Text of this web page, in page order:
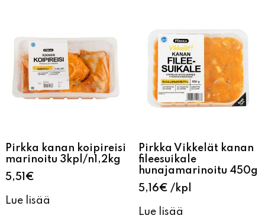
Pirkka kanan koipireisi
marinoitu 3kpl/n1,2kg
5,51 €
Lue lisää
Pirkka Vikkelät kanan
fileesuikale
hunajamarinoitu 450g
5,16€ kpl
Lue lisää